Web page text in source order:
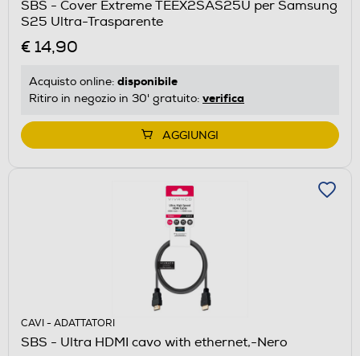
SBS - Cover Extreme TEEX2SAS25U per Samsung
S25 Ultra-Trasparente
€ 14,90
Acquisto online: disponibile
Ritiro in negozio in 30' gratuito: verifica
AGGIUNGI
CAVI - ADATTATORI
SBS - Ultra HDMI cavo with ethernet,-Nero